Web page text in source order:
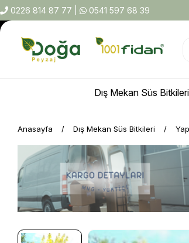
0226 814 87 77 0541 597 68 39
Dış Mekan Süs Bitkileri
Anasayfa Dış Mekan Süs Bitkileri